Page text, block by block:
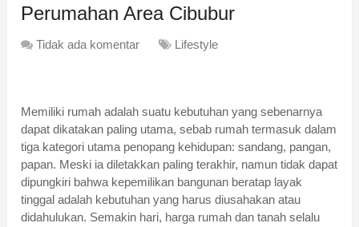
Perumahan Area Cibubur
Tidak ada komentar Lifestyle
Memiliki rumah adalah suatu kebutuhan yang sebenarnya
dapat dikatakan paling utama, sebab rumah termasuk dalam
tiga kategori utama penopang kehidupan: sandang, pangan,
papan. Meski ia diletakkan paling terakhir, namun tidak dapat
dipungkiri bahwa kepemilikan bangunan beratap layak
tinggal adalah kebutuhan yang harus diusahakan atau
didahulukan. Semakin hari, harga rumah dan tanah selalu